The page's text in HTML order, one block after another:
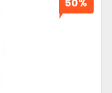
50%